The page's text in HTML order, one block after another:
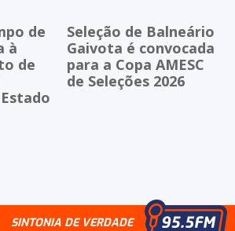
de
à
de
Seleção de Balneário
Gaivota é convocada
para a Copa AMESC
de Seleções 2026
SINTONIA DE VERDADE